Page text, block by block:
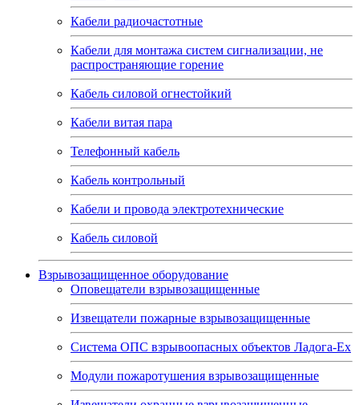
Кабели радиочастотные
Кабели для монтажа систем сигнализации, не
распространяющие горение
Кабель силовой огнестойкий
Кабели витая пара
Телефонный кабель
Кабель контрольный
Кабели и провода электротехнические
Кабель силовой
Взрывозащищенное оборудование
Оповещатели взрывозащищенные
Извещатели пожарные взрывозащищенные
Система ОПС взрывоопасных объектов Ладога-Ex
Модули пожаротушения взрывозащищенные